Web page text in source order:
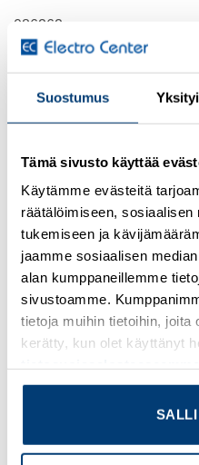
Suostumus
Tämä sivusto käyttää
Käytämme evästeitä
räätälöimiseen,
tukemiseen ja
jaamme sosiaalisen
alan kumppaneillemme
sivustoamme.
tietoja muihin tietoihin, joita
kerätty, kun olet käyttänyt
086262
Kirjaudu sisään nähdäksesi
Eaton Moeller® series
actuator, white, momentary
Lisätietoja tuotteesta
Osasto:Eaton